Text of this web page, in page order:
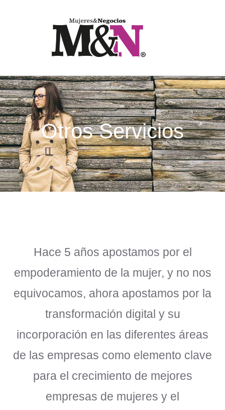
Otros Servicios
Hace 5 años apostamos por el
empoderamiento de la mujer, y no nos
equivocamos, ahora apostamos por la
transformación digital y su
incorporación en las diferentes áreas
de las empresas como elemento clave
para el crecimiento de mejores
empresas de mujeres y el